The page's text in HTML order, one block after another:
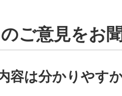
ご意見をお
容は分かりやす